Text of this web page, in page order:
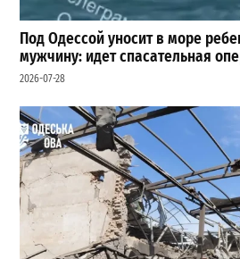
Под Одессой уносит в море
мужчину: идет спасательная
2026-07-28